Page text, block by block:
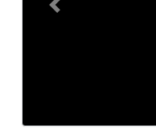
Previous